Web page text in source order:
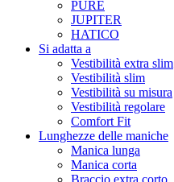
PURE
JUPITER
HATICO
Si adatta a
Vestibilità extra slim
Vestibilità slim
Vestibilità su misura
Vestibilità regolare
Comfort Fit
Lunghezze delle maniche
Manica lunga
Manica corta
Braccio extra corto